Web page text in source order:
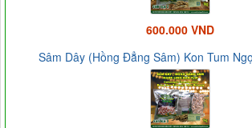
600.000 VND
Sâm Dây (Hồng Đẳng Sâm) Kon Tum